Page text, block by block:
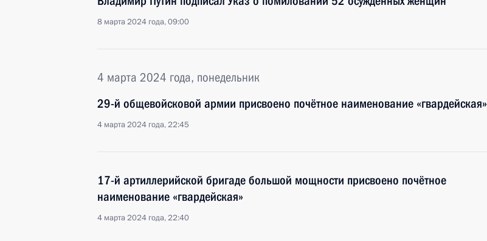
8 марта 2024 года, 09:00
4 марта 2024 года, понедельник
29-й общевойсковой армии присвоено почётное наименование «гвардейская»
4 марта 2024 года, 22:45
17-й артиллерийской бригаде большой мощности присвоено почётное
наименование «гвардейская»
4 марта 2024 года, 22:40